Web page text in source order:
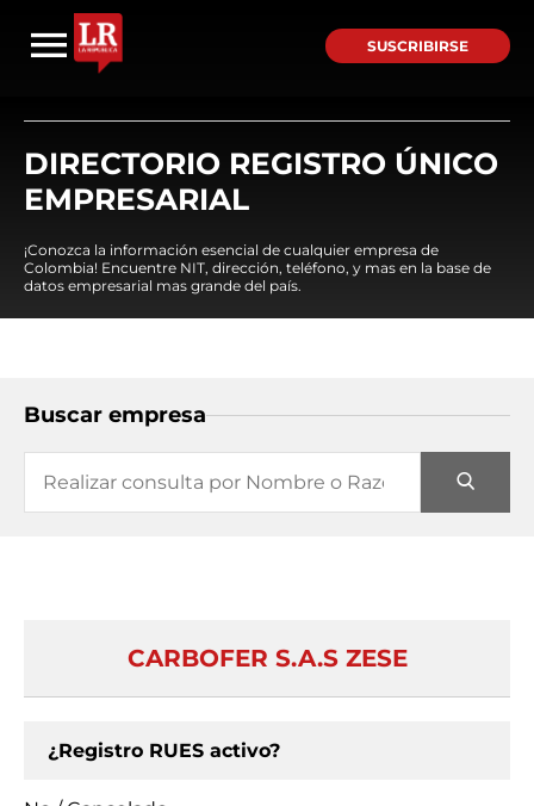
SUSCRIBIRSE
DIRECTORIO REGISTRO ÚNICO
EMPRESARIAL
¡Conozca la información esencial de cualquier empresa de
Colombia! Encuentre NIT, dirección, teléfono, y mas en la base de
datos empresarial mas grande del país.
Buscar empresa
CARBOFER S.A.S ZESE
¿Registro RUES activo?